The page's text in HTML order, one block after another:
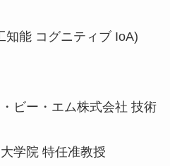
知能 コグニティブ IoA)
ー・エム株式会社 技術
院 特任准教授